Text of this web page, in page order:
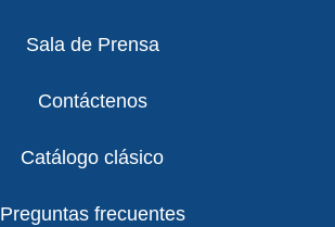
Sala de Prensa
Contáctenos
Catálogo clásico
Preguntas frecuentes